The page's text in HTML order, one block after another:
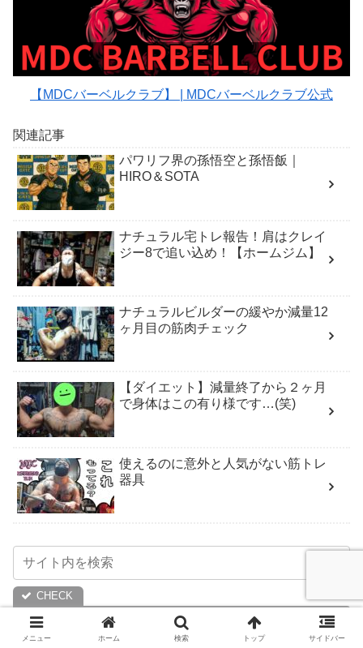
【MDCバーベルクラブ】 | MDCバーベルクラブ公式
関連記事
パワリフ界の孫悟空と孫悟飯｜
HIRO＆SOTA
ナチュラル宅トレ報告！肩はクレイ
ジー8で追い込め！【ホームジム】
ナチュラルビルダーの緩やか減量12
ヶ月目の筋肉チェック
【ダイエット】減量終了から２ヶ月
で身体はこの有り様です…(笑)
使えるのに意外と人気がない筋トレ
器具
SNSで話題のナチュラルチェスト
メニュー ホーム 検索 トップ サイドバー